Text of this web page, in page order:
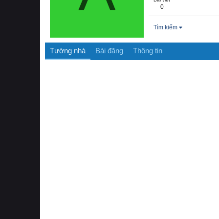
0
Tìm kiếm
Tường nhà Bài đăng Thông tin